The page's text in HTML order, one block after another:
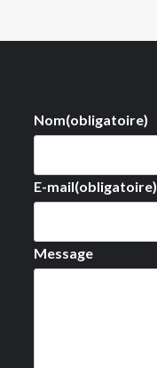
Nom(obligatoire)
E-mail(obligatoire)
Message